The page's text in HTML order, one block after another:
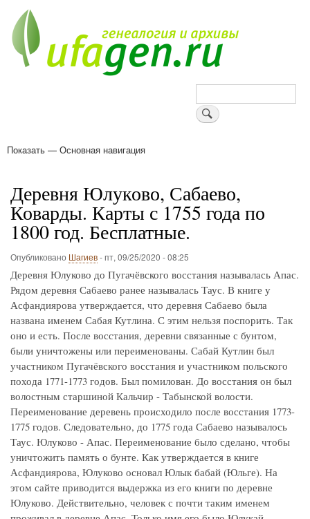
основному
содержанию
Поиск
Основная
Показать — Основная навигация
Деревня Юлуково, Сабаево,
Коварды. Карты с 1755 года по
1800 год. Бесплатные.
Опубликовано Шагиев-пт, 09/25/2020 - 08:25
Деревня Юлуково до Пугачёвского восстания называлась Апас.
Рядом деревня Сабаево ранее называлась Таус. В книге у
Асфандиярова утверждается, что деревня Сабаево была
названа именем Сабая Кутлина. С этим нельзя поспорить. Так
оно и есть. После восстания, деревни связанные с бунтом,
были уничтожены или переименованы. Сабай Кутлин был
участником Пугачёвского восстания и участником польского
похода 1771-1773 годов. Был помилован. До восстания он был
волостным старшиной Кальчир - Табынской волости.
Переименование деревень происходило после восстания 1773-
1775 годов. Следовательно, до 1775 года Сабаево называлось
Таус. Юлуково - Апас. Переименование было сделано, чтобы
уничтожить память о бунте. Как утверждается в книге
Асфандиярова, Юлуково основал Юлык бабай (Юльге). На
этом сайте приводится выдержка из его книги по деревне
Юлуково. Действительно, человек с почти таким именем